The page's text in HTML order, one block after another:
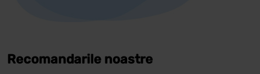
Recomandarile noastre